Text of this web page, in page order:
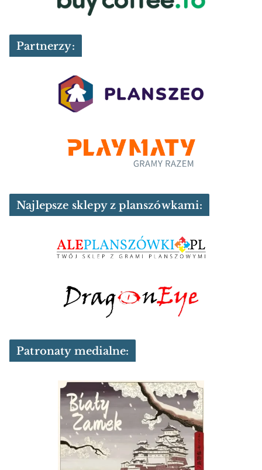
Partnerzy:
Najlepsze sklepy z planszówkami:
Patronaty medialne: